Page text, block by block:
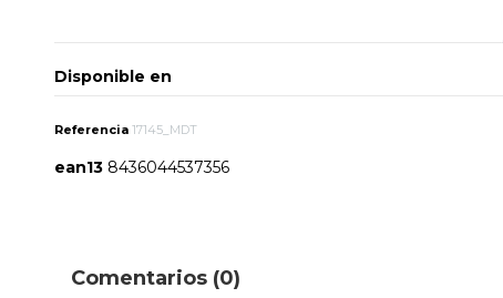
Disponible en
Referencia 17145_MDT
ean13 8436044537356
Comentarios (0)